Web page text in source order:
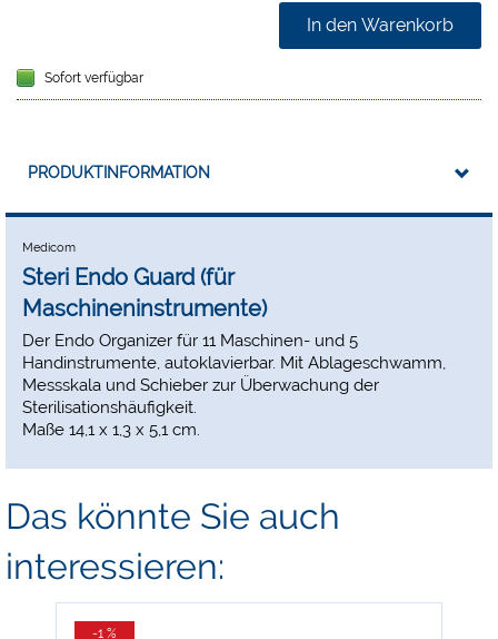
In den Warenkorb
Sofort verfügbar
PRODUKTINFORMATION
Medicom
Steri Endo Guard (für
Maschineninstrumente)
Der Endo Organizer für 11 Maschinen- und 5
Handinstrumente, autoklavierbar. Mit Ablageschwamm,
Messskala und Schieber zur Überwachung der
Sterilisationshäufigkeit.
Maße 14,1 x 1,3 x 5,1 cm.
Das könnte Sie auch
interessieren:
-1 %